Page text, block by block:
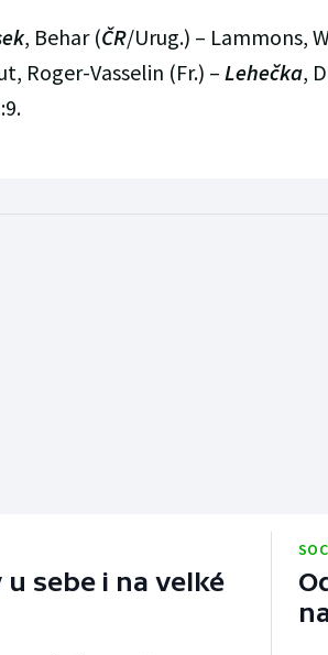
, Behar (ČR/Urug.) – Lammons,
Roger-Vasselin (Fr.) – Lehečka,
sebe i na velké